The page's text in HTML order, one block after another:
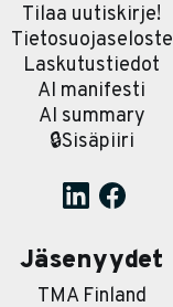
Tilaa uutiskirje!
Tietosuojaseloste
Laskutustiedot
AI manifesti
AI summary
🔒Sisäpiiri
Jäsenyydet
TMA Finland